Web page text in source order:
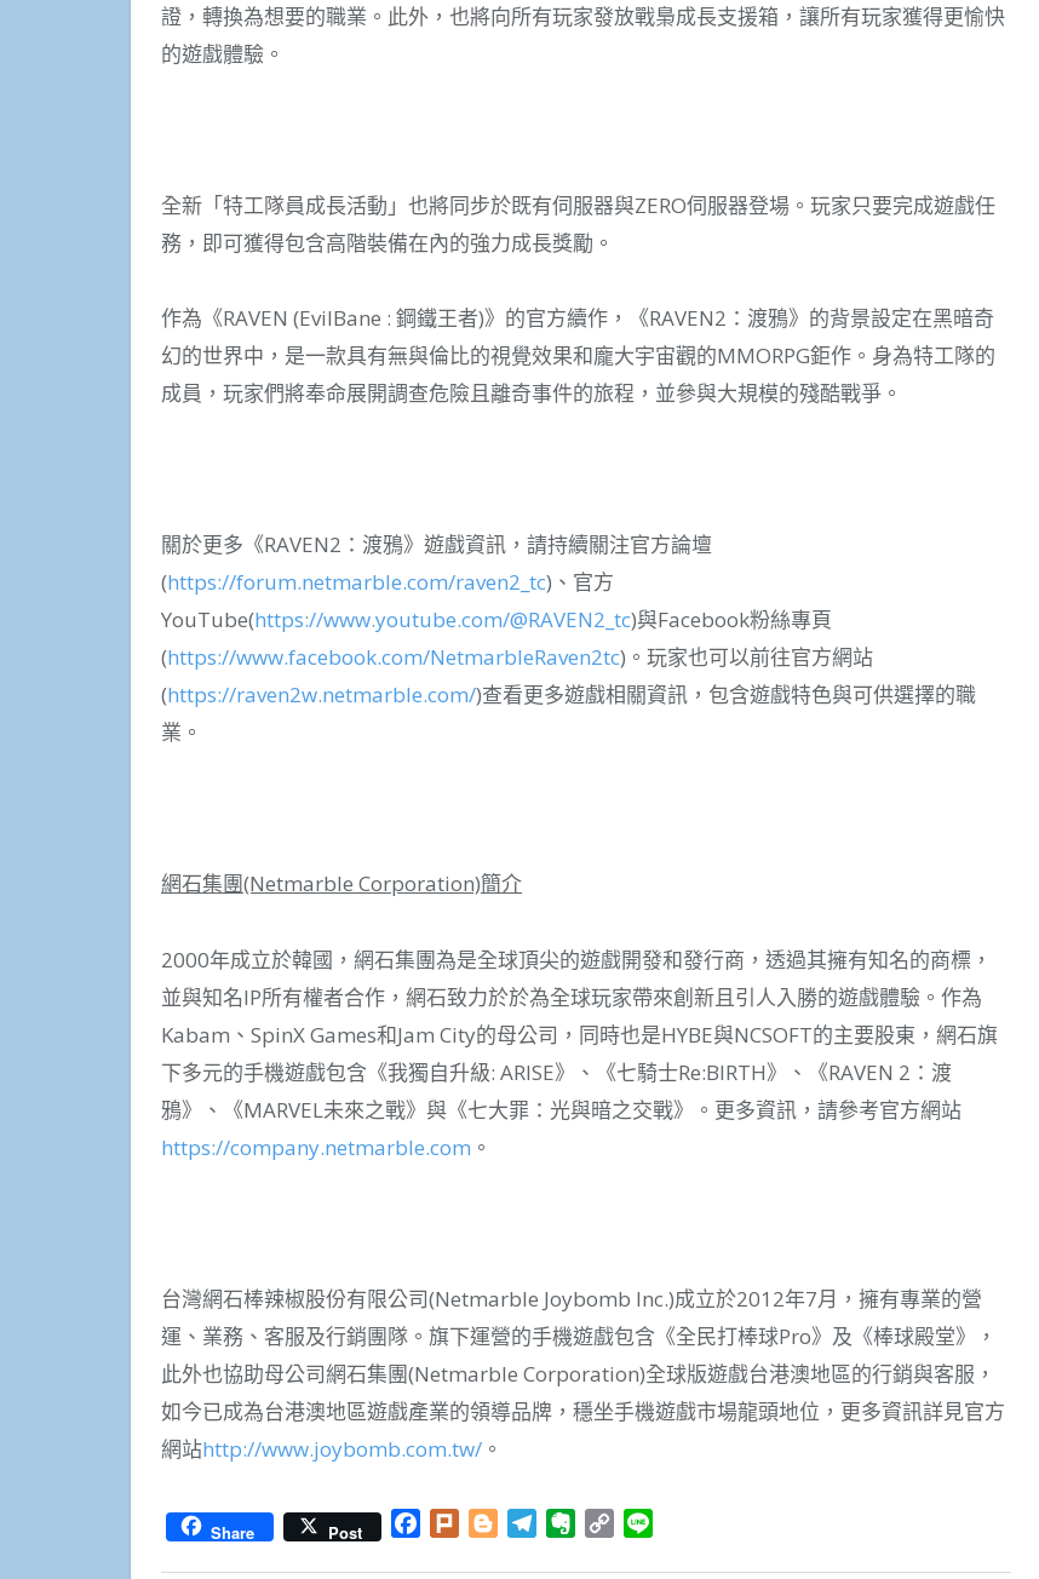
證，轉換為想要的職業。此外，也將向所有玩家發放戰梟成長支援箱，讓所有玩家獲得更愉快
的遊戲體驗。
全新「特工隊員成長活動」也將同步於既有伺服器與ZERO伺服器登場。玩家只要完成遊戲任
務，即可獲得包含高階裝備在內的強力成長獎勵。
作為《RAVEN (EvilBane : 鋼鐵王者)》的官方續作，《RAVEN2：渡鴉》的背景設定在黑暗奇
幻的世界中，是一款具有無與倫比的視覺效果和龐大宇宙觀的MMORPG鉅作。身為特工隊的
成員，玩家們將奉命展開調查危險且離奇事件的旅程，並參與大規模的殘酷戰爭。
關於更多《RAVEN2：渡鴉》遊戲資訊，請持續關注官方論壇
(https://forum.netmarble.com/raven2_tc)、官方
YouTube(https://www.youtube.com/@RAVEN2_tc)與Facebook粉絲專頁
(https://www.facebook.com/NetmarbleRaven2tc)。玩家也可以前往官方網站
(https://raven2w.netmarble.com/)查看更多遊戲相關資訊，包含遊戲特色與可供選擇的職
業。
網石集團(Netmarble Corporation)簡介
2000年成立於韓國，網石集團為是全球頂尖的遊戲開發和發行商，透過其擁有知名的商標，
並與知名IP所有權者合作，網石致力於於為全球玩家帶來創新且引人入勝的遊戲體驗。作為
Kabam、SpinX Games和Jam City的母公司，同時也是HYBE與NCSOFT的主要股東，網石旗
下多元的手機遊戲包含《我獨自升級: ARISE》、《七騎士Re:BIRTH》、《RAVEN 2：渡
鴉》、《MARVEL未來之戰》與《七大罪：光與暗之交戰》。更多資訊，請參考官方網站
https://company.netmarble.com 。
台灣網石棒辣椒股份有限公司(Netmarble Joybomb Inc.)成立於2012年7月，擁有專業的營
運、業務、客服及行銷團隊。旗下運營的手機遊戲包含《全民打棒球Pro》及《棒球殿堂》，
此外也協助母公司網石集團(Netmarble Corporation)全球版遊戲台港澳地區的行銷與客服，
如今已成為台港澳地區遊戲產業的領導品牌，穩坐手機遊戲市場龍頭地位，更多資訊詳見官方
網站http://www.joybomb.com.tw/ 。
Share Post Facebook
Plurk BloggerTelegramEvernote
Copy